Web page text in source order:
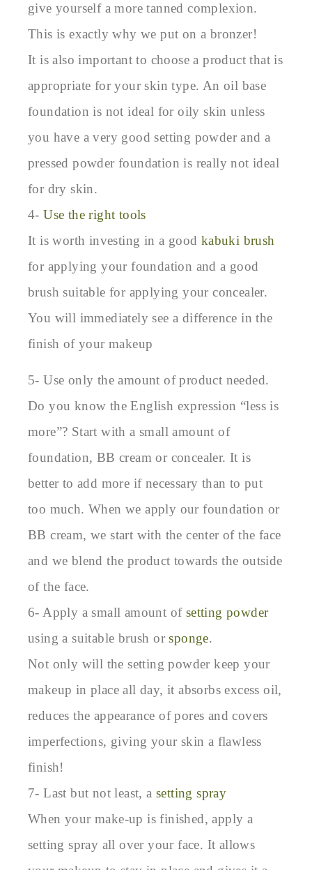
give yourself a more tanned complexion.
This is exactly why we put on a bronzer!
It is also important to choose a product that is
appropriate for your skin type. An oil base
foundation is not ideal for oily skin unless
you have a very good setting powder and a
pressed powder foundation is really not ideal
for dry skin.
4- Use the right tools
It is worth investing in a good kabuki brush
for applying your foundation and a good
brush suitable for applying your concealer.
You will immediately see a difference in the
finish of your makeup
5- Use only the amount of product needed.
Do you know the English expression “less is
more”? Start with a small amount of
foundation, BB cream or concealer. It is
better to add more if necessary than to put
too much. When we apply our foundation or
BB cream, we start with the center of the face
and we blend the product towards the outside
of the face.
6- Apply a small amount of setting powder
using a suitable brush or sponge.
Not only will the setting powder keep your
makeup in place all day, it absorbs excess oil,
reduces the appearance of pores and covers
imperfections, giving your skin a flawless
finish!
7- Last but not least, a setting spray
When your make-up is finished, apply a
setting spray all over your face. It allows